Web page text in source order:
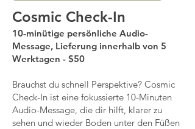
Cosmic Check-In
10-minütige persönliche Audio-
Message, Lieferung innerhalb von 5
Werktagen - $50
Brauchst du schnell Perspektive? Cosmic
Check-In ist eine fokussierte 10-Minuten
Audio-Message, die dir hilft, klarer zu
sehen und wieder Boden unter den Füßen